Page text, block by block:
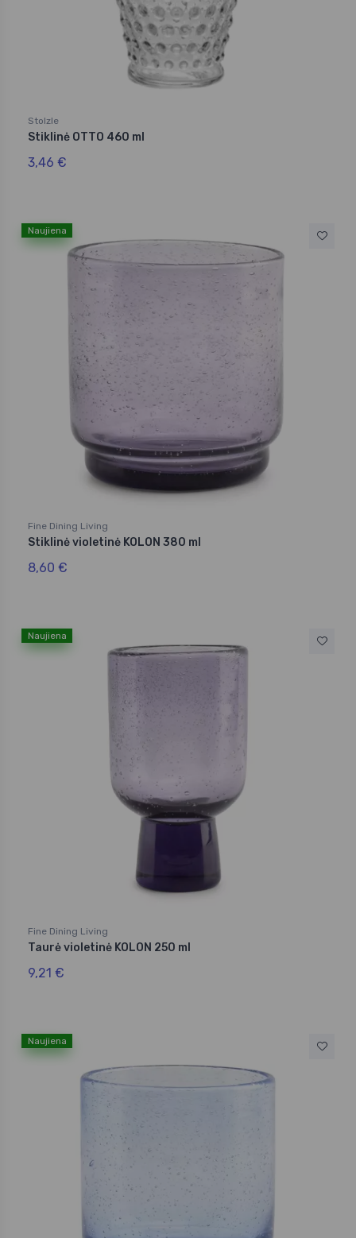
Stolzle
Stiklinė OTTO 460 ml
3,46 €
Naujiena
Fine Dining Living
Stiklinė violetinė KOLON 380 ml
8,60 €
Naujiena
Fine Dining Living
Taurė violetinė KOLON 250 ml
9,21 €
Naujiena